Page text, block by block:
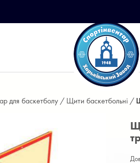
для баскетболу / Щити баскетбольні /